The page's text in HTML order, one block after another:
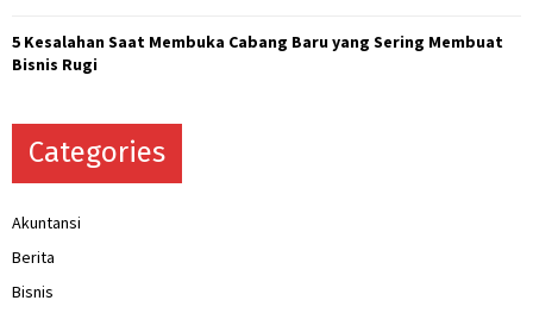
5 Kesalahan Saat Membuka Cabang Baru yang Sering Membuat
Bisnis Rugi
Categories
Akuntansi
Berita
Bisnis